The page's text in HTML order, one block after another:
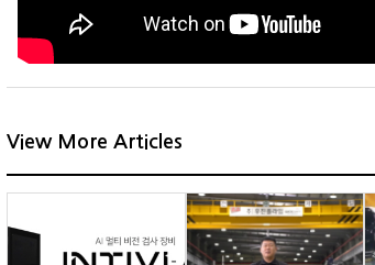
View More Articles